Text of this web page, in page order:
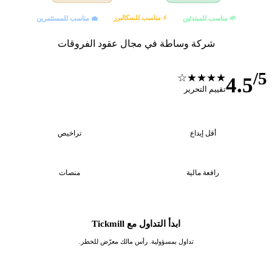
🌱 مناسب للمبتدئين ⚡ مناسب للسكالبرز 💼 مناسب للمستثمرين
شركة وساطة في مجال عقود الفروقات
★★★★☆
تقييم التحرير
ابدأ التداول مع Tickmill
تداول بمسؤولية. رأس مالك معرّض للخطر.